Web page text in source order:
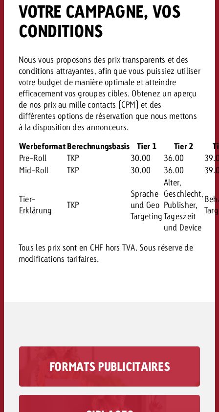
VOTRE CAMPAGNE, VOS
CONDITIONS
Nous vous proposons des prix transparents et des
conditions attrayantes, afin que vous puissiez utiliser
votre budget de manière optimale et atteindre
efficacement vos groupes cibles. Obtenez un aperçu
de nos prix au mille contacts (CPM) et des
différentes options de réservation que nous mettons
à la disposition des annonceurs.
WerbeformatBerechnungsbasis Tier 1 Tier 2
Pre-Roll TKP 30.00 36.00
Mid-Roll
TKP 30.00 36.00
Tier-
Erklärung
TKP
Sprache
und Geo
Targeting
Alter,
Geschlecht,
Publisher,
Tageszeit
und Device
Tous les prix sont en CHF hors TVA. Sous réserve de
modifications tarifaires.
FORMATS PUBLICITAIRES
Avec les formats de publicité audio de
Goldbach, vous atteignez votre groupe cible
dans des moments où les médias visuels ne